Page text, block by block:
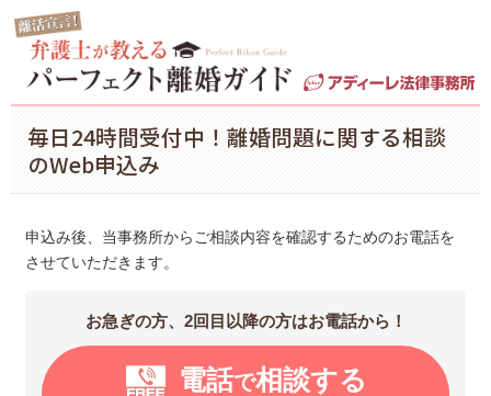
毎日24時間受付中！離婚問題に関する相談
のWeb申込み
申込み後、当事務所からご相談内容を確認するためのお電話を
させていただきます。
お急ぎの方、2回目以降の方はお電話から！
電話で相談する